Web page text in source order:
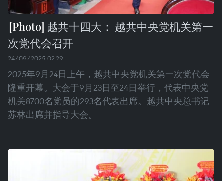
越共十四大： 越共中央党机关第一
次党代会召开
24/09/2025 02:29
2025年9月24日上午，越共中央党机关第一次党代会
隆重开幕。大会于9月23日至24日举行，代表中央党
机关8700名党员的293名代表出席。越共中央总书记
苏林出席并指导大会。